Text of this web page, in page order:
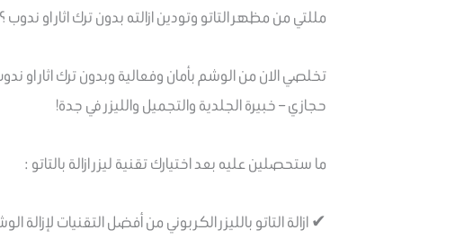
مللتي من مظهر التاتو وتودين ازالته بدون ترك اثار او ندوب ؟
تخلصي الان من الوشم بأمان وفعالية وبدون ترك اثار او
حجازي – خبيرة الجلدية والتجميل والليزر في جدة!
ما ستحصلين عليه بعد اختيارك تقنية ليزر ازالة بالتاتو :
✔ ازالة التاتو بالليزر الكربوني من أفضل التقنيات